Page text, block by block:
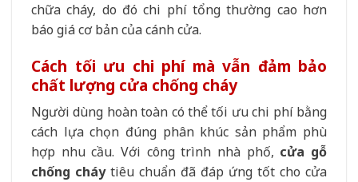
chữa cháy, do đó chi phí tổng thường cao hơn
báo giá cơ bản của cánh cửa.
Cách tối ưu chi phí mà vẫn đảm bảo
chất lượng cửa chống cháy
Người dùng hoàn toàn có thể tối ưu chi phí bằng
cách lựa chọn đúng phân khúc sản phẩm phù
hợp nhu cầu. Với công trình nhà phố, cửa gỗ
chống cháytiêu chuẩn đã đáp ứng tốt cho cửa